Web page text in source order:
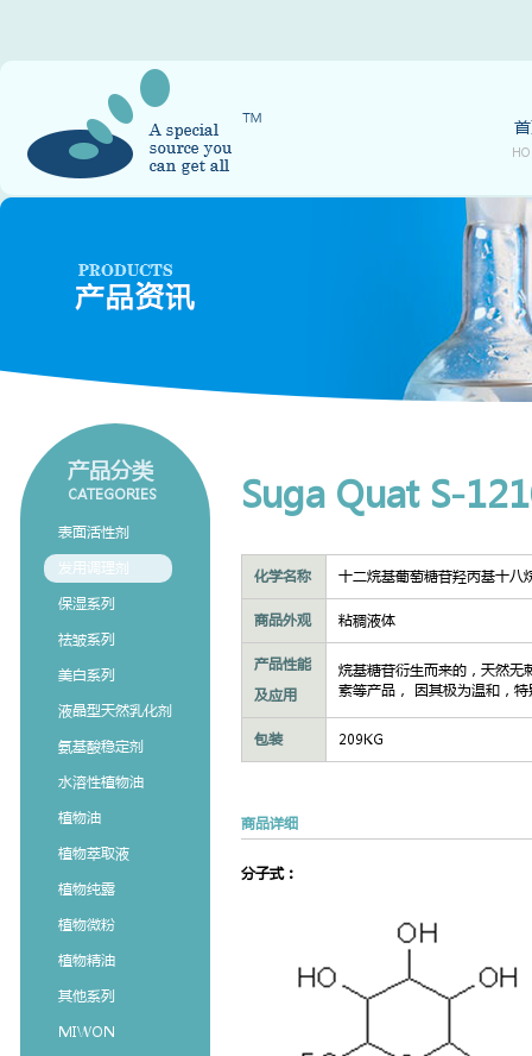
产品分类
CATEGORIES
表面活性剂
发用调理剂
保湿系列
祛皱系列
美白系列
液晶型天然乳化剂
氨基酸稳定剂
水溶性植物油
植物油
植物萃取液
植物纯露
植物微粉
植物精油
其他系列
MIWON
Suga Quat S-
化学名称 十二烷基葡萄糖苷羟丙基十八
商品外观 粘稠液体
产品性能
及应用
烷基糖苷衍生而来的，天然无
素等产品， 因其极为温和，
包装 209KG
商品详细
分子式：